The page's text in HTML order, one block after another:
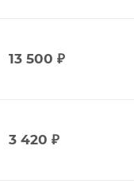
13 500 ₽
3 420 ₽